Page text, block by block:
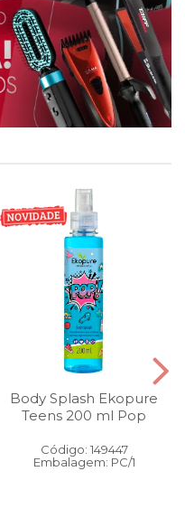
Body Splash Ekopure
Teens 200 ml Pop
Código: 149447
Embalagem: PC/1